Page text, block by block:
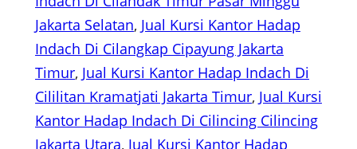
Jakarta Selatan, Jual Kursi Kantor Hadap
Indach Di Cilangkap Cipayung Jakarta
Timur, Jual Kursi Kantor Hadap Indach Di
Cililitan Kramatjati Jakarta Timur, Jual Kursi
Kantor Hadap Indach Di Cilincing Cilincing
Jakarta Utara, Jual Kursi Kantor Hadap